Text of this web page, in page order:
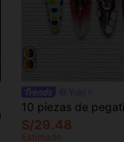
S/29.48
Estimado